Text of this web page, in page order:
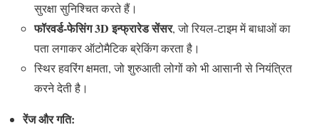
सुरक्षा सुनिश्चित करते हैं।
फॉरवर्ड-फेसिंग 3D इन्फ्रारेड सेंसर, जो रियल-टाइम में बाधाओं का
पता लगाकर ऑटोमैटिक ब्रेकिंग करता है।
स्थिर हवरिंग क्षमता, जो शुरुआती लोगों को भी आसानी से नियंत्रित
करने देती है।
रेंज और गति: